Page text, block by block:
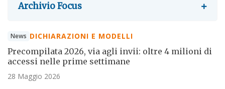
Archivio Focus
News DICHIARAZIONI E MODELLI
Precompilata 2026, via agli invii: oltre 4 milioni di
accessi nelle prime settimane
28 Maggio 2026